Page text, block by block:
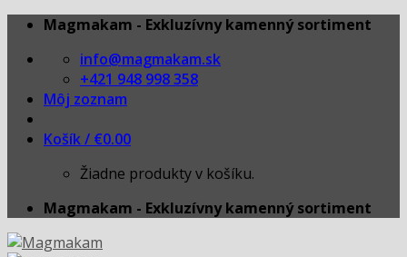
Skip
content
Magmakam - Exkluzívny kamenný sortiment
info@magmakam.sk
+421 948 998 358
Môj zoznam
Košík / €0.00
Žiadne produkty v košíku.
Magmakam - Exkluzívny kamenný sortiment